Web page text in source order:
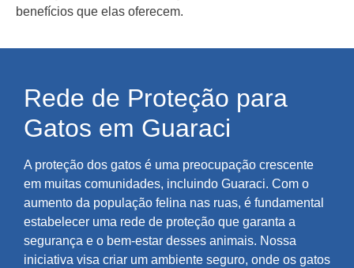
benefícios que elas oferecem.
Rede de Proteção para
Gatos em Guaraci
A proteção dos gatos é uma preocupação crescente
em muitas comunidades, incluindo Guaraci. Com o
aumento da população felina nas ruas, é fundamental
estabelecer uma rede de proteção que garanta a
segurança e o bem-estar desses animais. Nossa
iniciativa visa criar um ambiente seguro, onde os gatos